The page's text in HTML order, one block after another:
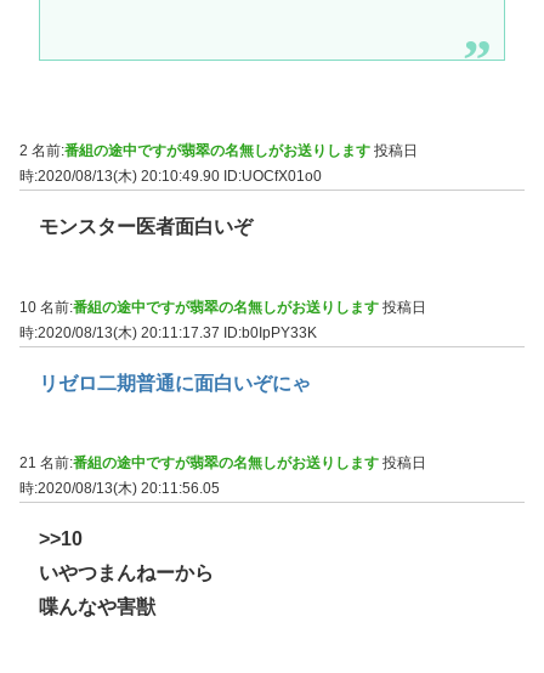
2 名前:番組の途中ですが翡翠の名無しがお送りします 投稿日
時:2020/08/13(木) 20:10:49.90 ID:UOCfX01o0
モンスター医者面白いぞ
10 名前:番組の途中ですが翡翠の名無しがお送りします 投稿日
時:2020/08/13(木) 20:11:17.37 ID:b0IpPY33K
リゼロ二期普通に面白いぞにゃ
21 名前:番組の途中ですが翡翠の名無しがお送りします 投稿日
時:2020/08/13(木) 20:11:56.05
>>10
いやつまんねーから
喋んなや害獣